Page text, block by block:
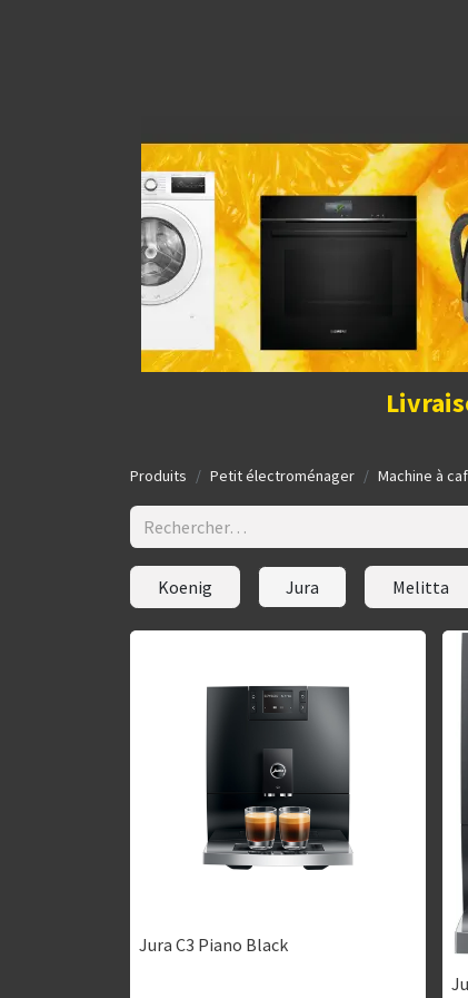
Produits Petit électroménager Machine à
Koenig Jura Melitta
Jura C3 Piano Black